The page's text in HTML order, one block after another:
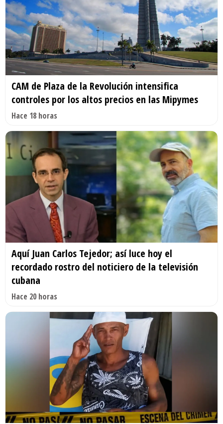
CAM de Plaza de la Revolución intensifica
controles por los altos precios en las Mipymes
Hace 18 horas
Aquí Juan Carlos Tejedor; así luce hoy el
recordado rostro del noticiero de la televisión
cubana
Hace 20 horas